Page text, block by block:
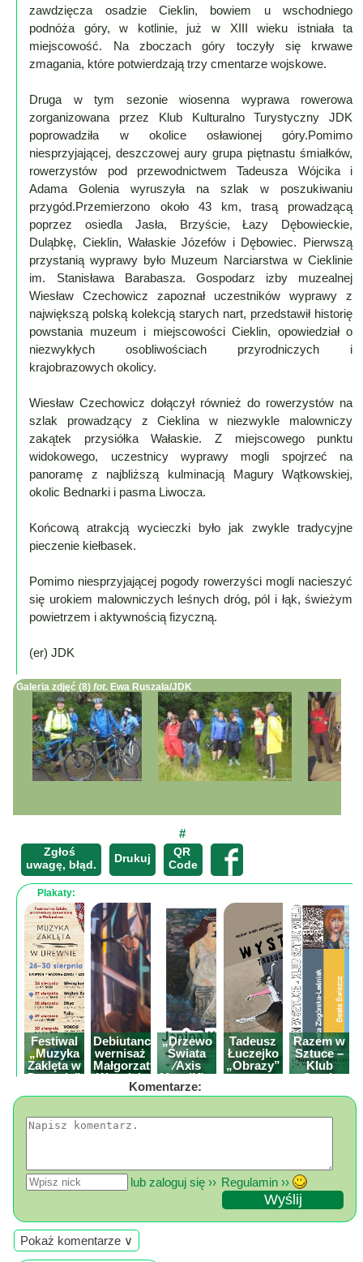
Organizacje
OSP
Cieklin
Noclegi
Firmy
Historia
Okolica
Mapa
Beskid
Niski
Pogórze
Kalendarz
imprez
zdjęciami
Mapa
filmami
Mapa
filmy
drona
Trasy
Przepisy
Dodaj
przepis
Forum
Świat
Ogłoszenia
Rozrywka
Poznaj
nas
Regulamin
ciacho
zawdzięcza osadzie Cieklin, bowiem u wschodniego
podnóża góry, w kotlinie, już w XIII wieku istniała ta
miejscowość. Na zboczach góry toczyły się krwawe
zmagania, które potwierdzają trzy cmentarze wojskowe.
Druga w tym sezonie wiosenna wyprawa rowerowa
zorganizowana przez Klub Kulturalno Turystyczny JDK
poprowadziła w okolice osławionej góry.Pomimo
niesprzyjającej, deszczowej aury grupa piętnastu śmiałków,
rowerzystów pod przewodnictwem Tadeusza Wójcika i
Adama Golenia wyruszyła na szlak w poszukiwaniu
przygód.Przemierzono około 43 km, trasą prowadzącą
poprzez osiedla Jasła, Brzyście, Łazy Dębowieckie,
Duląbkę, Cieklin, Wałaskie Józefów i Dębowiec. Pierwszą
przystanią wyprawy było Muzeum Narciarstwa w Cieklinie
im. Stanisława Barabasza. Gospodarz izby muzealnej
Wiesław Czechowicz zapoznał uczestników wyprawy z
największą polską kolekcją starych nart, przedstawił historię
powstania muzeum i miejscowości Cieklin, opowiedział o
niezwykłych osobliwościach przyrodniczych i
krajobrazowych okolicy.
Wiesław Czechowicz dołączył również do rowerzystów na
szlak prowadzący z Cieklina w niezwykle malowniczy
zakątek przysiółka Wałaskie. Z miejscowego punktu
widokowego, uczestnicy wyprawy mogli spojrzeć na
panoramę z najbliższą kulminacją Magury Wątkowskiej,
okolic Bednarki i pasma Liwocza.
Końcową atrakcją wycieczki było jak zwykle tradycyjne
pieczenie kiełbasek.
Pomimo niesprzyjającej pogody rowerzyści mogli nacieszyć
się urokiem malowniczych leśnych dróg, pól i łąk, świeżym
powietrzem i aktywnością fizyczną.
(er) JDK
Galeria zdjęć (8)fot.Ewa Ruszała/JDK
#
Zgłoś
uwagę, błąd.
Drukuj
QR
Code
Plakaty:
Festiwal
„Muzyka
Zaklęta w
Drewnie”
Debiutancki
wernisaż
Małgorzaty
Wszołek
„Drzewo
Świata
⁄Axis
Mundi⁄” –
wystawa
Kicilińskie
Tadeusz
Łuczejko
„Obrazy”
wystawa
Razem w
Sztuce –
Klub
Sztuk
Tarnowca
Komentarze:
lub zaloguj się ›› Regulamin ››
Pokaż komentarze ∨